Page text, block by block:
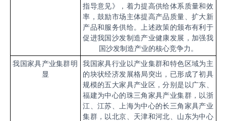
指导意见》，着力提高供给体系质量和效
率，鼓励市场主体提高产品质量、扩大新
产品和服务供给。上述政策的颁布有利于
促进我国沙发制造产业健康发展，加强我
国沙发制造产业的核心竞争力。
我国家具产业集群明
显
我国家具行业以产业集群和特色区域为主
的块状经济发展格局突出，已形成了初具
规模的五大家具产业区，分别是以广东、
福建为中心的珠三角家具产业集群，以浙
江、江苏、上海为中心的长三角家具产业
集群，以北京、天津和河北、山东为中心